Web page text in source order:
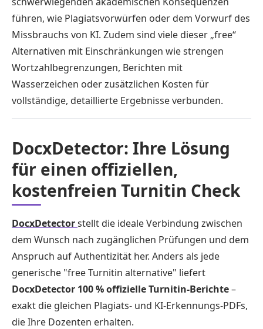
führen, wie Plagiatsvorwürfen oder dem Vorwurf des
Missbrauchs von KI. Zudem sind viele dieser „free“
Alternativen mit Einschränkungen wie strengen
Wortzahlbegrenzungen, Berichten mit
Wasserzeichen oder zusätzlichen Kosten für
vollständige, detaillierte Ergebnisse verbunden.
DocxDetector: Ihre Lösung
für einen offiziellen,
kostenfreien Turnitin Check
DocxDetectorstellt die ideale Verbindung zwischen
dem Wunsch nach zugänglichen Prüfungen und dem
Anspruch auf Authentizität her. Anders als jede
generische "free Turnitin alternative" liefert
DocxDetector 100 % offizielle Turnitin-Berichte–
exakt die gleichen Plagiats- und KI-Erkennungs-PDFs,
die Ihre Dozenten erhalten.